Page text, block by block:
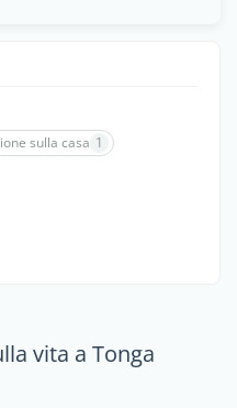
sulla casa 1
vita a Tonga